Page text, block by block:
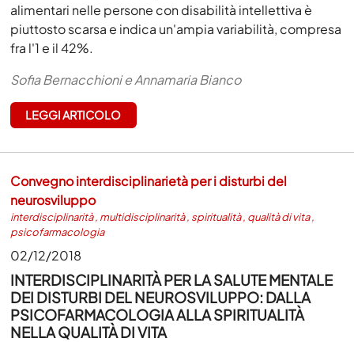
alimentari nelle persone con disabilità intellettiva è
piuttosto scarsa e indica un'ampia variabilità, compresa
fra l'1 e il 42%.
Sofia Bernacchioni e Annamaria Bianco
LEGGI ARTICOLO
Convegno interdisciplinarietà per i disturbi del
neurosviluppo
interdisciplinarità, multidisciplinarità, spiritualità, qualità di vita,
psicofarmacologia
02/12/2018
INTERDISCIPLINARITÀ PER LA SALUTE MENTALE
DEI DISTURBI DEL NEUROSVILUPPO: DALLA
PSICOFARMACOLOGIA ALLA SPIRITUALITÀ
NELLA QUALITÀ DI VITA